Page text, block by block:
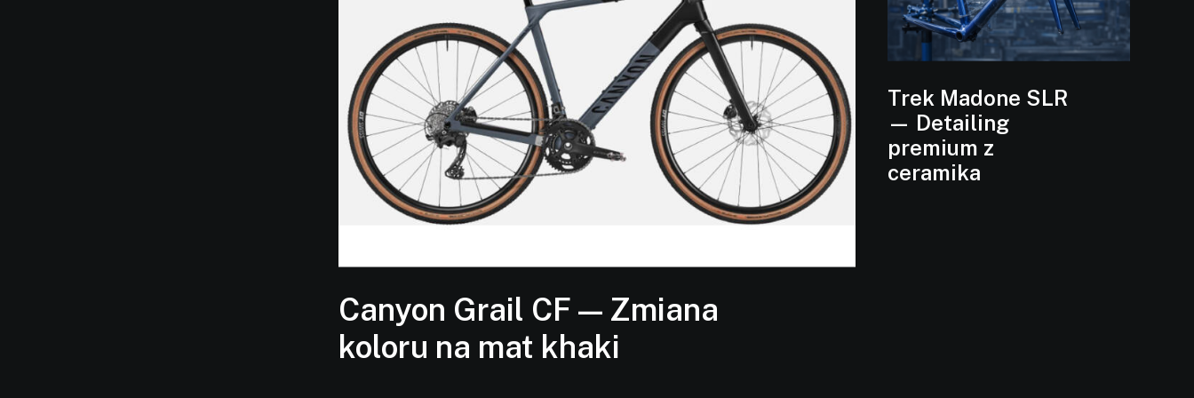
Canyon Grail CF — Zmiana
koloru na mat khaki
Trek Madone SLR
— Detailing
premium z
ceramika